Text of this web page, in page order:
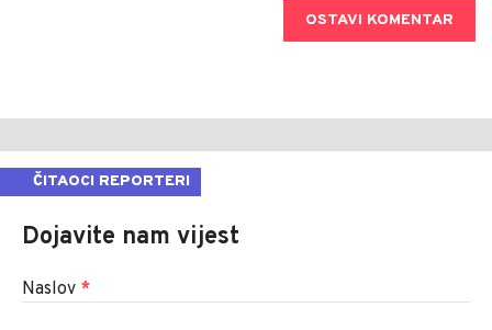
OSTAVI KOMENTAR
ČITAOCI REPORTERI
Dojavite nam vijest
Naslov *